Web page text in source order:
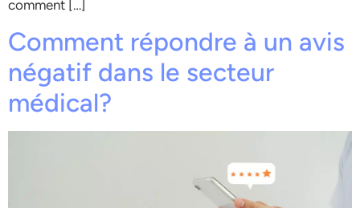
comment […]
Comment répondre à un avis
négatif dans le secteur
médical?